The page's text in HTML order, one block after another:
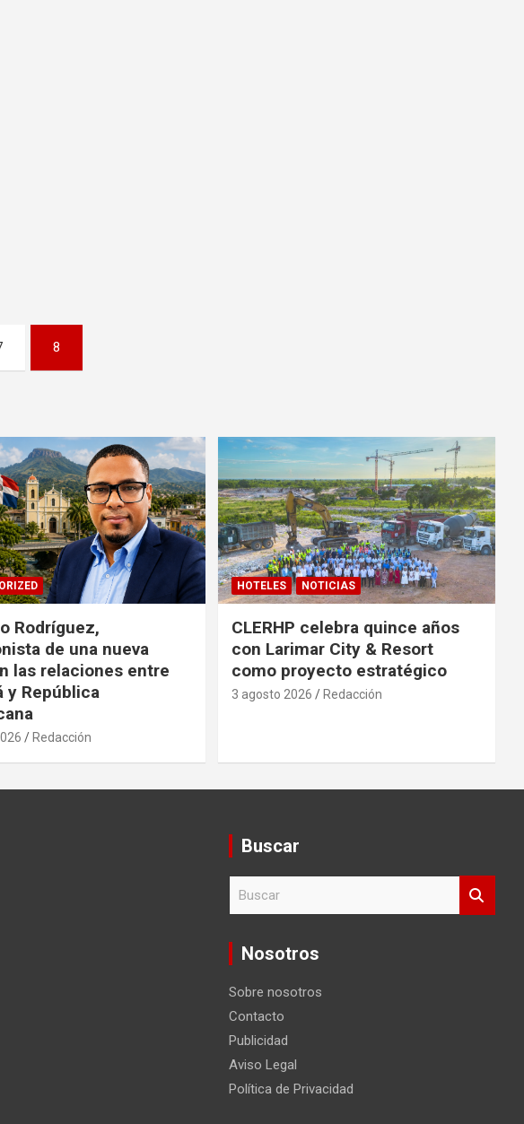
8
Rodríguez,
de una nueva
las relaciones entre
y República
Redacción
HOTELES NOTICIAS
CLERHP celebra quince años
con Larimar City & Resort
como proyecto estratégico
3 agosto 2026 Redacción
Buscar
c
Nosotros
Sobre nosotros
Contacto
Publicidad
Aviso Legal
Política de Privacidad